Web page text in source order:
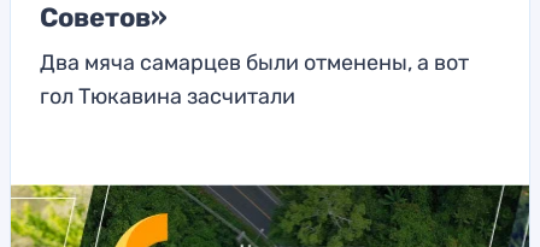
Советов»
Два мяча самарцев были отменены, а вот
гол Тюкавина засчитали